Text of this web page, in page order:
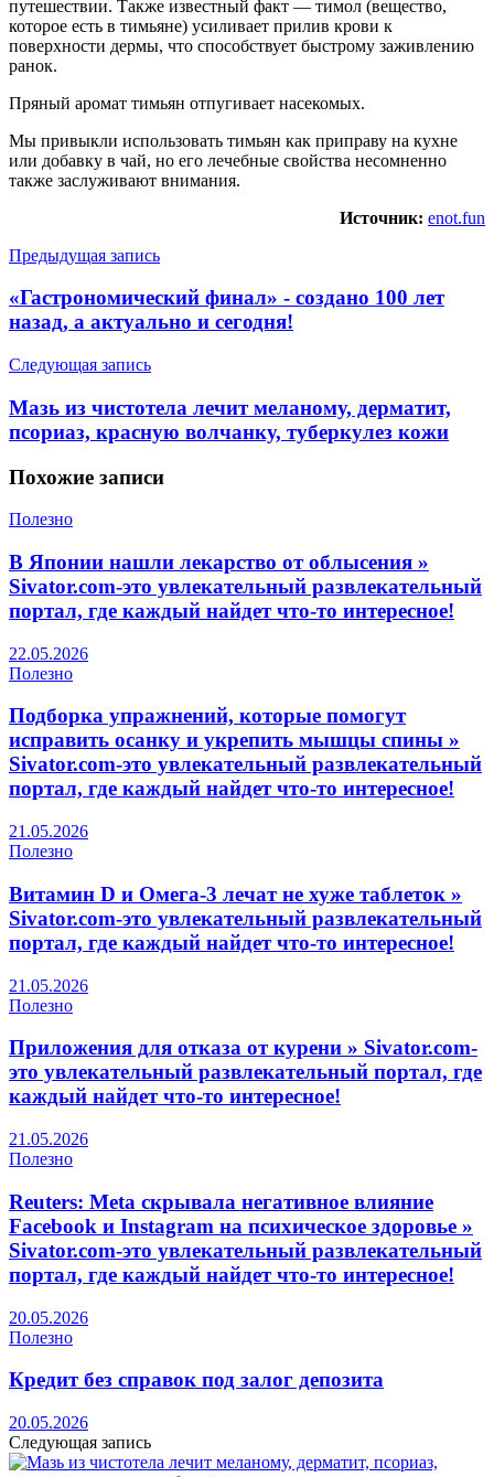
путешествии. Также известный факт — тимол (вещество,
которое есть в тимьяне) усиливает прилив крови к
поверхности дермы, что способствует быстрому заживлению
ранок.
Пряный аромат тимьян отпугивает насекомых.
Мы привыкли использовать тимьян как приправу на кухне
или добавку в чай, но его лечебные свойства несомненно
также заслуживают внимания.
Источник: enot.fun
Предыдущая запись
«Гастрономический финал» - создано 100 лет
назад, а актуально и сегодня!
Следующая запись
Мазь из чистотела лечит меланому, дерматит,
псориаз, красную волчанку, туберкулез кожи
Похожие записи
Полезно
В Японии нашли лекарство от облысения »
Sivator.com-это увлекательный развлекательный
портал, где каждый найдет что-то интересное!
22.05.2026
Полезно
Подборка упражнений, которые помогут
исправить осанку и укрепить мышцы спины »
Sivator.com-это увлекательный развлекательный
портал, где каждый найдет что-то интересное!
21.05.2026
Полезно
Витамин D и Омега-3 лечат не хуже таблеток »
Sivator.com-это увлекательный развлекательный
портал, где каждый найдет что-то интересное!
21.05.2026
Полезно
Приложения для отказа от курени » Sivator.com-
это увлекательный развлекательный портал, где
каждый найдет что-то интересное!
21.05.2026
Полезно
Reuters: Meta скрывала негативное влияние
Facebook и Instagram на психическое здоровье »
Sivator.com-это увлекательный развлекательный
портал, где каждый найдет что-то интересное!
20.05.2026
Полезно
Кредит без справок под залог депозита
20.05.2026
Следующая запись